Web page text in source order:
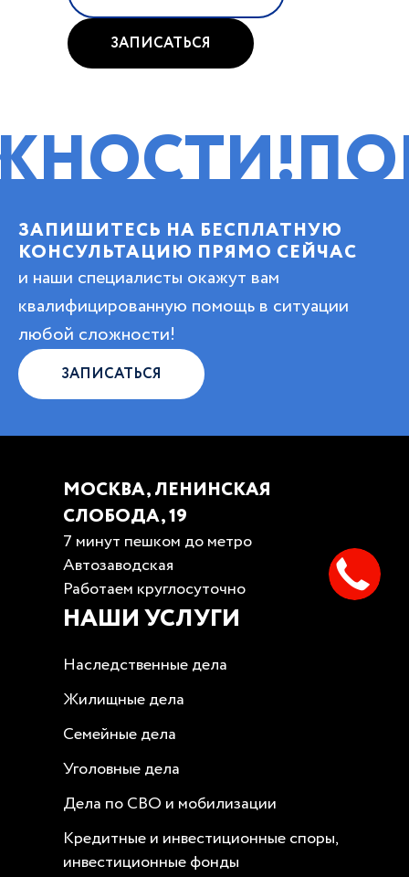
ЗАПИСАТЬСЯ
ЗАПИШИТЕСЬ НА БЕСПЛАТНУЮ
КОНСУЛЬТАЦИЮ ПРЯМО СЕЙЧАС
и наши специалисты окажут вам
квалифицированную помощь в ситуации
любой сложности!
ЗАПИСАТЬСЯ
МОСКВА, ЛЕНИНСКАЯ
СЛОБОДА, 19
7 минут пешком до метро
Автозаводская
Работаем круглосуточно
НАШИ УСЛУГИ
Наследственные дела
Жилищные дела
Семейные дела
Уголовные дела
Дела по СВО и мобилизации
Кредитные и инвестиционные споры,
инвестиционные фонды